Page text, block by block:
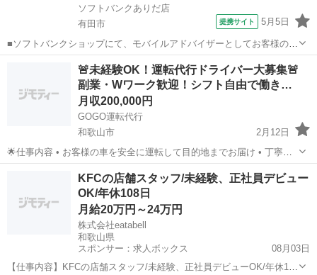
ソフトバンクありだ店
有田市
提携サイト 5月5日
■ソフトバンクショップにて、モバイルアドバイザーとしてお客様のラ
イフスタイルに適したモバイル商品をご提案してください！ ■業務の
流れ 出勤ー開店前に店舗内外の清掃をし、朝礼を実施 午前ー修理依頼
の商品を確認し、在庫が少ない...
有田市 その他
🚨未経験OK！運転代行ドライバー大募集🚨
副業・Wワーク歓迎！シフト自由で働き…
月収200,000円
GOGO運転代行
和歌山市
2月12日
🌟仕事内容 • お客様の車を安全に運転して目的地までお届け • 丁寧な
接客ができれば未経験でも大丈夫 💰給与 • 完全歩合制 ・ 最低保
証あり • 研修ありで安心スタート ・ 二種...
その他 未経験
KFCの店舗スタッフ/未経験、正社員デビュー
OK/年休108日
月給20万円～24万円
株式会社eatabell
和歌山県
スポンサー：求人ボックス
08月03日
【仕事内容】KFCの店舗スタッフ/未経験、正社員デビューOK/年休108